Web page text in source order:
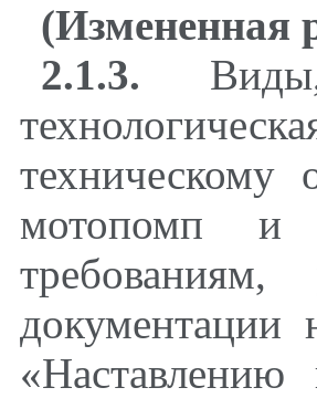
(Измененная
2.1.3. Виды,
техническому
мотопомп и
требованиям,
документации